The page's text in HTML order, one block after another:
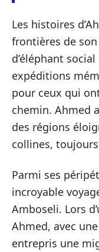
Les histoires
frontières de
d’éléphant
expéditions
pour ceux qui
chemin. Ahmed
des régions
collines,
Parmi ses
incroyable
Amboseli. Lors
Ahmed, avec
entrepris une